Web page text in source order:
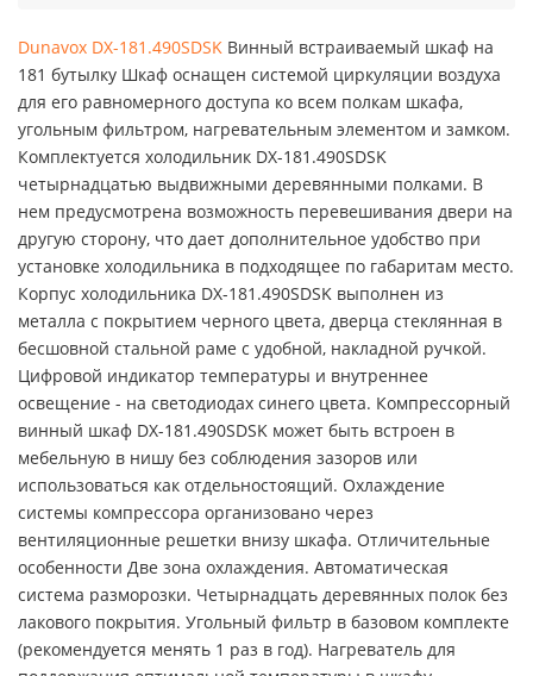
Dunavox DX-181.490SDSK Винный встраиваемый шкаф на
181 бутылку Шкаф оснащен системой циркуляции воздуха
для его равномерного доступа ко всем полкам шкафа,
угольным фильтром, нагревательным элементом и замком.
Комплектуется холодильник DX-181.490SDSK
четырнадцатью выдвижными деревянными полками. В
нем предусмотрена возможность перевешивания двери на
другую сторону, что дает дополнительное удобство при
установке холодильника в подходящее по габаритам место.
Корпус холодильника DX-181.490SDSK выполнен из
металла с покрытием черного цвета, дверца стеклянная в
бесшовной стальной раме с удобной, накладной ручкой.
Цифровой индикатор температуры и внутреннее
освещение - на светодиодах синего цвета. Компрессорный
винный шкаф DX-181.490SDSK может быть встроен в
мебельную в нишу без соблюдения зазоров или
использоваться как отдельностоящий. Охлаждение
системы компрессора организовано через
вентиляционные решетки внизу шкафа. Отличительные
особенности Две зона охлаждения. Автоматическая
система разморозки. Четырнадцать деревянных полок без
лакового покрытия. Угольный фильтр в базовом комплекте
(рекомендуется менять 1 раз в год). Нагреватель для